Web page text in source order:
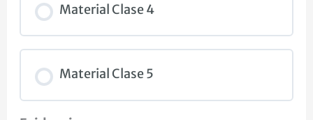
Material Clase 4
Material Clase 5